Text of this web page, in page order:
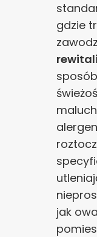
gdzie
jak